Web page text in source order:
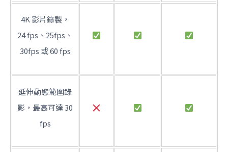
4K 影片錄製，
24 fps、25fps、
30fps 或 60 fps
延伸動態範圍錄
影，最高可達 30
fps